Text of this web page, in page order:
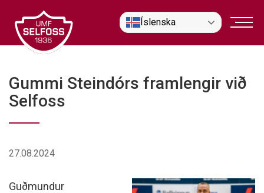
efni
Íslenska
Gummi Steindórs framlengir við
Selfoss
27.08.2024
Guðmundur